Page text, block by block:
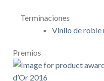
Terminaciones
Vinilo de roble
Premios